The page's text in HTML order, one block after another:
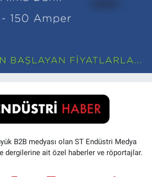
B2B medyası olan ST Endüstri Medya
dergilerine ait özel haberler ve röportajlar.